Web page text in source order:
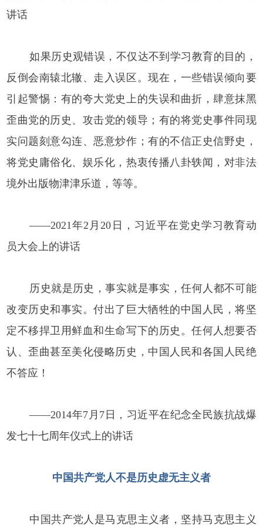
讲话
如果历史观错误，不仅达不到学习教育的目的，
反倒会南辕北辙、走入误区。现在，一些错误倾向要
引起警惕：有的夸大党史上的失误和曲折，肆意抹黑
歪曲党的历史、攻击党的领导；有的将党史事件同现
实问题刻意勾连、恶意炒作；有的不信正史信野史，
将党史庸俗化、娱乐化，热衷传播八卦轶闻，对非法
境外出版物津津乐道，等等。
——2021年2月20日，习近平在党史学习教育动
员大会上的讲话
历史就是历史，事实就是事实，任何人都不可能
改变历史和事实。付出了巨大牺牲的中国人民，将坚
定不移捍卫用鲜血和生命写下的历史。任何人想要否
认、歪曲甚至美化侵略历史，中国人民和各国人民绝
不答应！
——2014年7月7日，习近平在纪念全民族抗战爆
发七十七周年仪式上的讲话
中国共产党人不是历史虚无主义者
中国共产党人是马克思主义者，坚持马克思主义